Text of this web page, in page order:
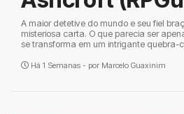
A maior detetive do mundo e seu fiel
misteriosa carta. O que parecia ser
se transforma em um intrigante quebra-
Há 1 Semanas - por Marcelo Guaxinim